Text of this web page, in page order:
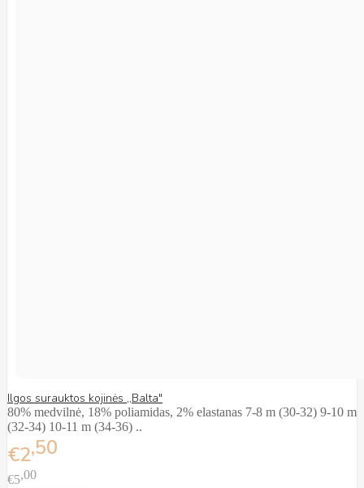
Ilgos surauktos kojinės ,,Balta"
80% medvilnė, 18% poliamidas, 2% elastanas 7-8 m (30-32) 9-10 m
(32-34) 10-11 m (34-36) ..
€250
€5 00